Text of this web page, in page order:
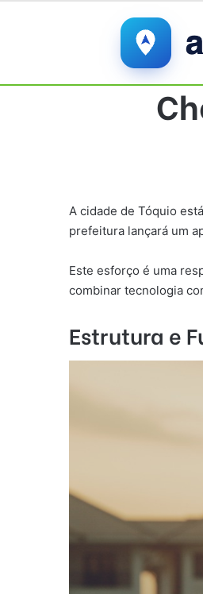
A cidade de Tóquio
prefeitura lançará um
Este esforço é uma
combinar tecnologia
Estrutura e